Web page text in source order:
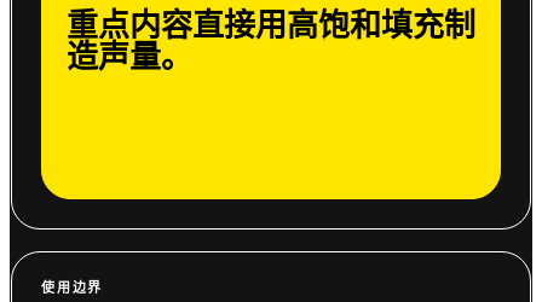
重点内容直接用高饱和填充制
造声量。
使用边界